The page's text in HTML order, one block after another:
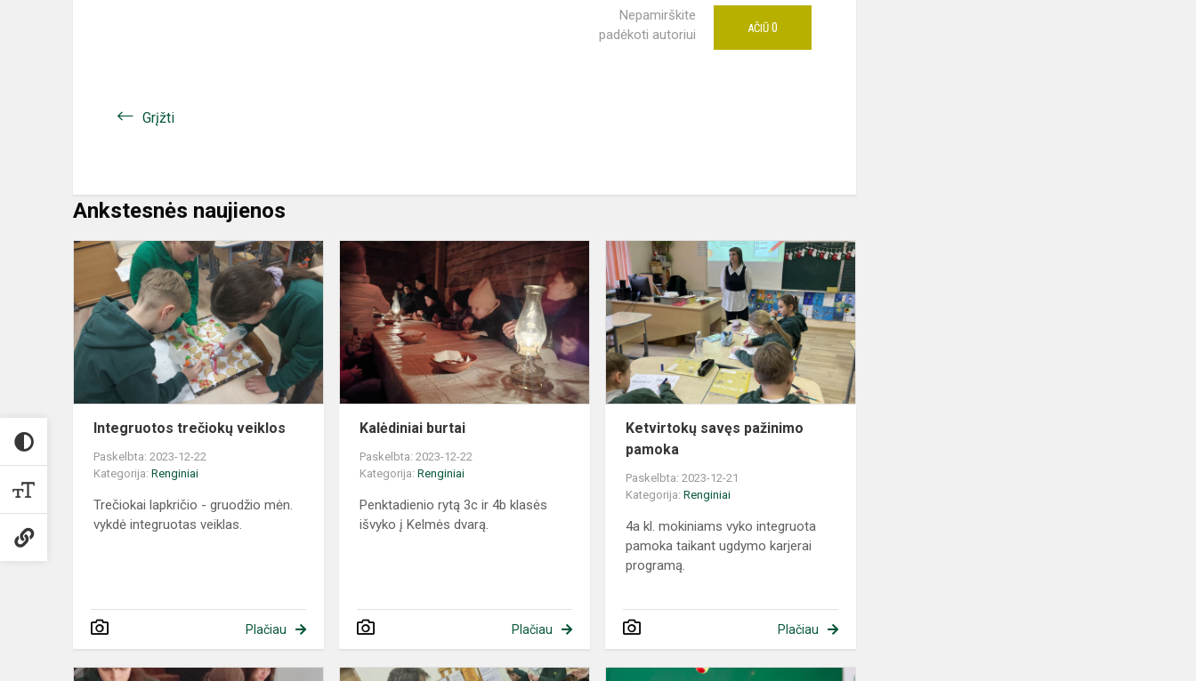
Nepamirškite
padėkoti autoriui
AČIŪ 0
Grįžti
Ankstesnės naujienos
Integruotos trečiokų veiklos
Paskelbta: 2023-12-22
Kategorija: Renginiai
Trečiokai lapkričio - gruodžio mėn.
vykdė integruotas veiklas.
Plačiau
Kalėdiniai burtai
Paskelbta: 2023-12-22
Kategorija:Renginiai
Penktadienio rytą 3c ir 4b klasės
išvyko į Kelmės dvarą.
Plačiau
Ketvirtokų savęs pažinimo
pamoka
Paskelbta: 2023-12-21
Kategorija:Renginiai
4a kl. mokiniams vyko integruota
pamoka taikant ugdymo karjerai
programą.
Plačiau